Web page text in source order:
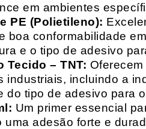
em ambientes
PE (Polietileno):
boa conformabilidade
e o tipo de adesivo
Tecido – TNT:
industriais, incluindo a
do tipo de adesivo para
Um primer essencial
adesão forte e